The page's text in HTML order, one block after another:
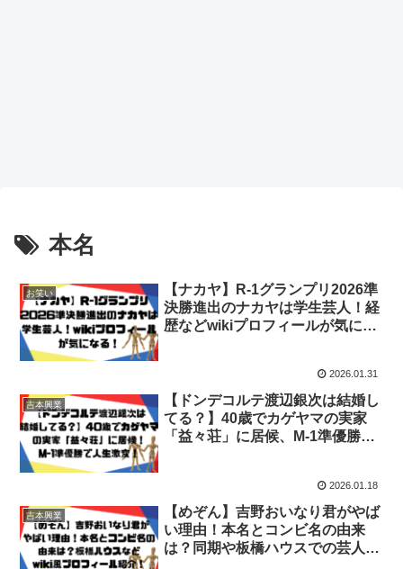
本名
お笑い
【ナカヤ】R-1グランプリ2026準
決勝進出のナカヤは学生芸人！経
歴などwikiプロフィールが気にな
2026.01.31
吉本興業
【ドンデコルテ渡辺銀次は結婚し
てる？】40歳でカゲヤマの実家
「益々荘」に居候、M-1準優勝で
2026.01.18
吉本興業
【めぞん】吉野おいなり君がやば
い理由！本名とコンビ名の由来
は？同期や板橋ハウスでの芸人活